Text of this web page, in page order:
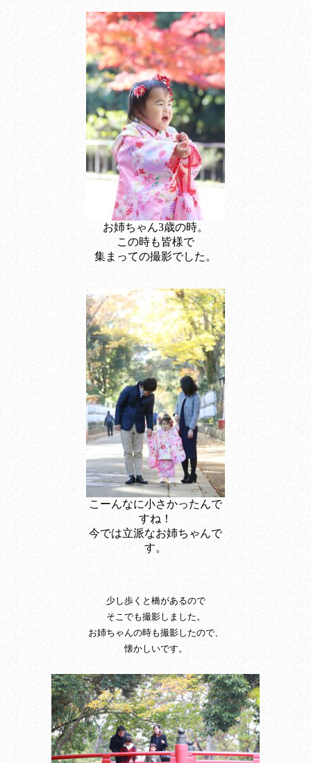
お姉ちゃん3歳の時。
この時も皆様で
集まっての撮影でした。
こーんなに小さかったんで
すね！
今では立派なお姉ちゃんで
す。
少し歩くと橋があるので
そこでも撮影しました。
お姉ちゃんの時も撮影したので、
懐かしいです。